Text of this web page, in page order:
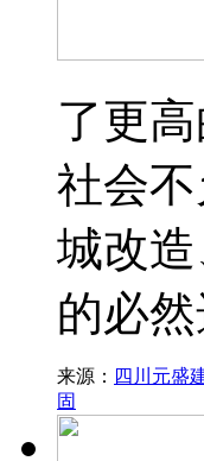
了更
社会
城改
的必
来源： 四川元盛
固